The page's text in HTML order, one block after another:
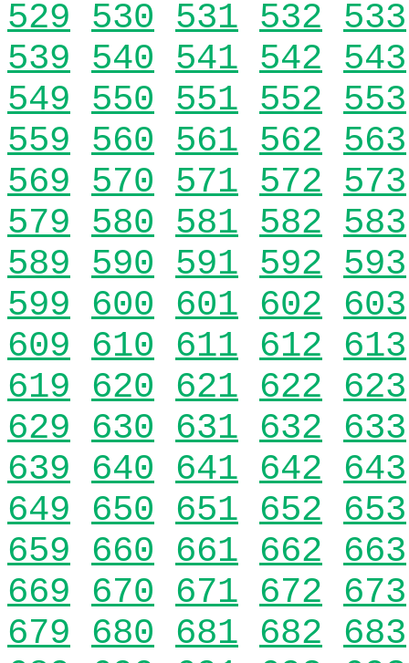
529 530 531 532 533
539 540 541 542 543
549 550 551 552 553
559 560 561 562 563
569 570 571 572 573
579 580 581 582 583
589 590 591 592 593
599 600 601 602 603
609 610 611 612 613
619 620 621 622 623
629 630 631 632 633
639 640 641 642 643
649 650 651 652 653
659 660 661 662 663
669 670 671 672 673
679 680 681 682 683